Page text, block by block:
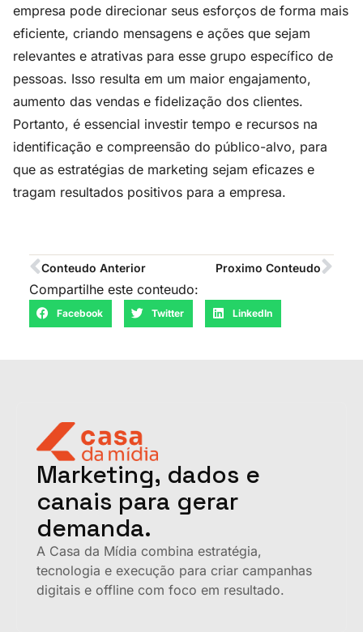
empresa pode direcionar seus esforços de forma mais
eficiente, criando mensagens e ações que sejam
relevantes e atrativas para esse grupo específico de
pessoas. Isso resulta em um maior engajamento,
aumento das vendas e fidelização dos clientes.
Portanto, é essencial investir tempo e recursos na
identificação e compreensão do público-alvo, para
que as estratégias de marketing sejam eficazes e
tragam resultados positivos para a empresa.
Conteudo Anterior Proximo Conteudo
Compartilhe este conteudo:
Facebook Twitter LinkedIn
Marketing, dados e
canais para gerar
demanda.
A Casa da Mídia combina estratégia,
tecnologia e execução para criar campanhas
digitais e offline com foco em resultado.